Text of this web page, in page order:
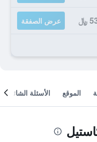
﷼ عرض الصفقة
الموقع الأسئلة الشائعة